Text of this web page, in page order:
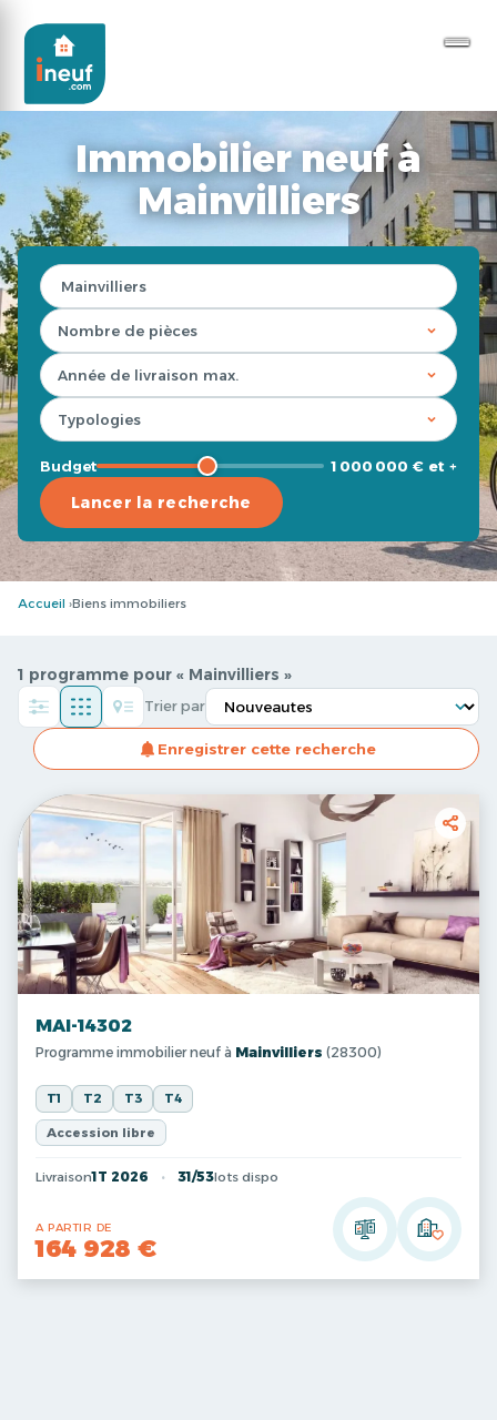
Immobilier neuf à
Mainvilliers
Budget 1 000 000 € et +
Lancer la recherche
Accueil Biens immobiliers
1 programme pour « Mainvilliers »
Enregistrer cette recherche
Trier par
MAI-14302
Programme immobilier neuf à Mainvilliers (28300)
T1 T2 T3 T4
Accession libre
Livraison1T 2026 31/53lots dispo
A PARTIR DE
164 928 €